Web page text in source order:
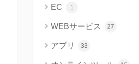
EC 1
WEBサービス 27
アプリ 33